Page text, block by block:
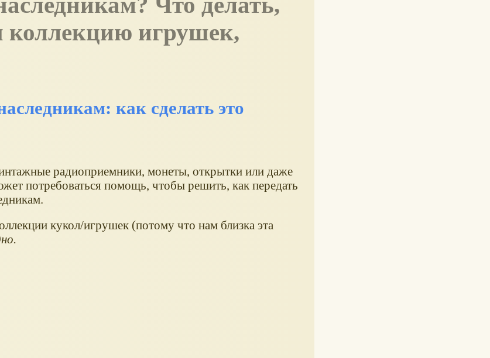
коллекцию игрушек,
как сделать это
радиоприемники, монеты, открытки или даже
потребоваться помощь, чтобы решить, как передать
кукол/игрушек (потому что нам близка эта